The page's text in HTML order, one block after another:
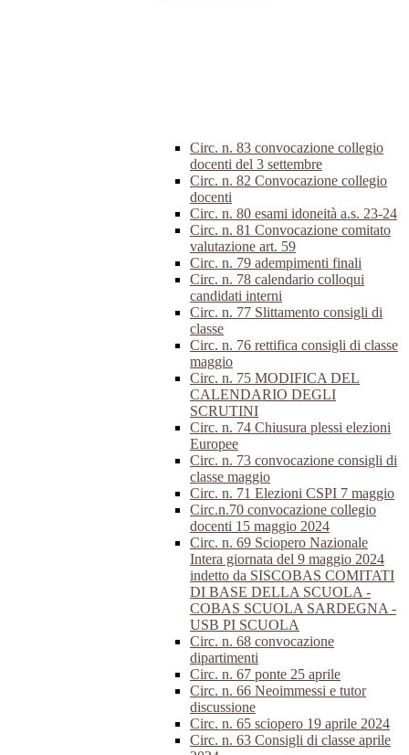
Circ. n. 83 convocazione collegio
docenti del 3 settembre
Circ. n. 82 Convocazione collegio
docenti
Circ. n. 80 esami idoneità a.s. 23-24
Circ. n. 81 Convocazione comitato
valutazione art. 59
Circ. n. 79 adempimenti finali
Circ. n. 78 calendario colloqui
candidati interni
Circ. n. 77 Slittamento consigli di
classe
Circ. n. 76 rettifica consigli di classe
maggio
Circ. n. 75 MODIFICA DEL
CALENDARIO DEGLI
SCRUTINI
Circ. n. 74 Chiusura plessi elezioni
Europee
Circ. n. 73 convocazione consigli di
classe maggio
Circ. n. 71 Elezioni CSPI 7 maggio
Circ.n.70 convocazione collegio
docenti 15 maggio 2024
Circ. n. 69 Sciopero Nazionale
Intera giornata del 9 maggio 2024
indetto da SISCOBAS COMITATI
DI BASE DELLA SCUOLA -
COBAS SCUOLA SARDEGNA -
USB PI SCUOLA
Circ. n. 68 convocazione
dipartimenti
Circ. n. 67 ponte 25 aprile
Circ. n. 66 Neoimmessi e tutor
discussione
Circ. n. 65 sciopero 19 aprile 2024
Circ. n. 63 Consigli di classe aprile